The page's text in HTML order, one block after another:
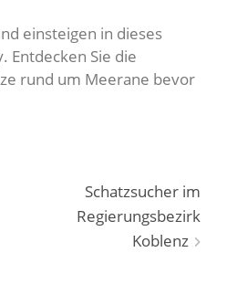
einsteigen in dieses
Entdecken Sie die
rund um Meerane bevor
Schatzsucher im
Regierungsbezirk
Koblenz